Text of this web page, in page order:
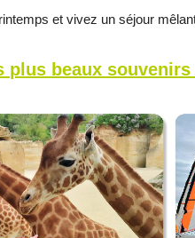
et vivez un séjour
plus beaux